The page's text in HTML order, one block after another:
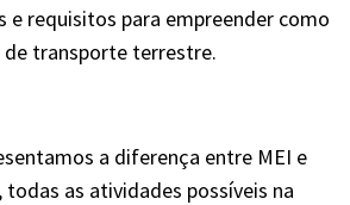
e requisitos para empreender como
de transporte terrestre.
a diferença entre MEI e
todas as atividades possíveis na